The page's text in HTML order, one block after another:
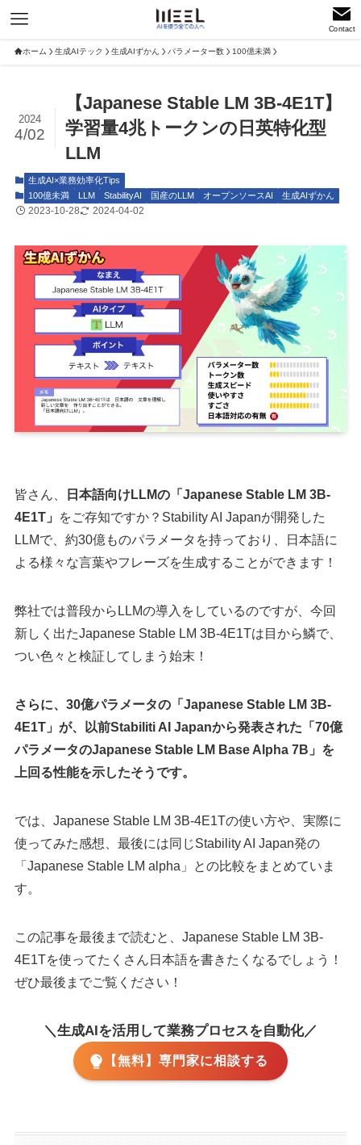
Contact
ホーム 生成AIテック 生成AIずかん パラメーター数 100億未満
【Japanese Stable LM 3B-4E1T】
学習量4兆トークンの日英特化型
LLM
2024
4/02
生成AI×業務効率化Tips
100億未満
LLM StabilityAI 国産のLLM オープンソースAI 生成AIずかん
2023-10-28 2024-04-02
皆さん、
日本語向けLLMの「Japanese Stable LM 3B-
4E1T」
をご存知ですか？Stability AI Japanが開発した
LLMで、約30億ものパラメータを持っており、日本語に
よる様々な言葉やフレーズを生成することができます！
弊社では普段からLLMの導入をしているのですが、今回
新しく出たJapanese Stable LM 3B-4E1Tは目から鱗で、
つい色々と検証してしまう始末！
さらに、30億パラメータの「Japanese Stable LM 3B-
4E1T」が、以前Stabiliti AI Japanから発表された「70億
パラメータのJapanese Stable LM Base Alpha 7B」を
上回る性能を示したそうです。
では、Japanese Stable LM 3B-4E1Tの使い方や、実際に
使ってみた感想、最後には同じStability AI Japan発の
「Japanese Stable LM alpha」との比較をまとめていま
す。
この記事を最後まで読むと、Japanese Stable LM 3B-
4E1Tを使ってたくさん日本語を書きたくなるでしょう！
ぜひ最後までご覧ください！
＼生成AIを活用して業務プロセスを自動化／
【無料】専門家に相談する